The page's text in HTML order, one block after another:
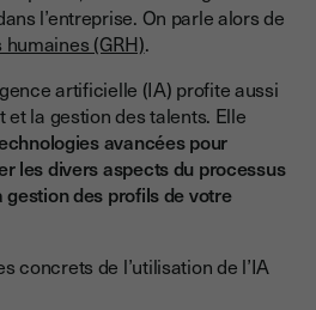
turnover
collaborateurs ?
d’IA incontournables pour
l’entreprise ?
personnalisés basés sur l'IA
et la gestion des talents, ce
l’entreprise. On parle alors de
(GRH).
artificielle (IA) profite aussi
la gestion des talents. Elle
avancées pour
les divers aspects du processus
des profils de votre
concrets de l’utilisation de l’IA